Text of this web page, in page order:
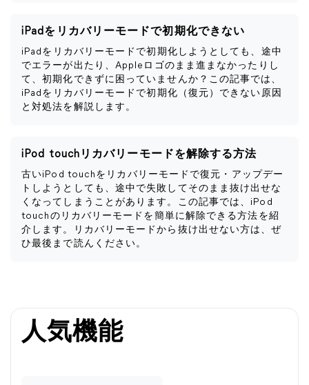
iPadをリカバリーモードで初期化できない
iPadをリカバリーモードで初期化しようとしても、途中
でエラーが出たり、Appleロゴのまま進まなかったりし
て、初期化できずに困っていませんか？この記事では、
iPadをリカバリーモードで初期化（復元）できない原因
と対処法を解説します。
iPod touchリカバリーモードを解除する方法
古いiPod touchをリカバリーモードで復元・アップデー
トしようとしても、途中で失敗してそのまま抜け出せな
くなってしまうことがあります。この記事では、iPod
touchのリカバリーモードを簡単に解除できる方法を紹
介します。リカバリーモードから抜け出せない方は、ぜ
ひ最後まで読んください。
人気機能